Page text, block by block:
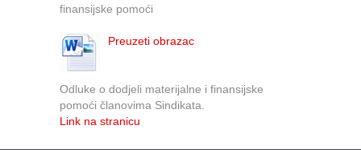
finansijske pomoći
Preuzeti obrazac
Odluke o dodjeli materijalne i finansijske
pomoći članovima Sindikata.
Link na stranicu